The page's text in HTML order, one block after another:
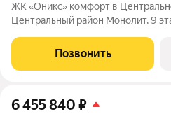
ЖК «Оникс» комфорт в Центральном районе ул. Дарвина
Центральный район Монолит, 9 этажей комфорт Сдача: IV кв.
с Ботаническим садом и парком
Закрытый двор без
Позвонить
6 455 840 ₽